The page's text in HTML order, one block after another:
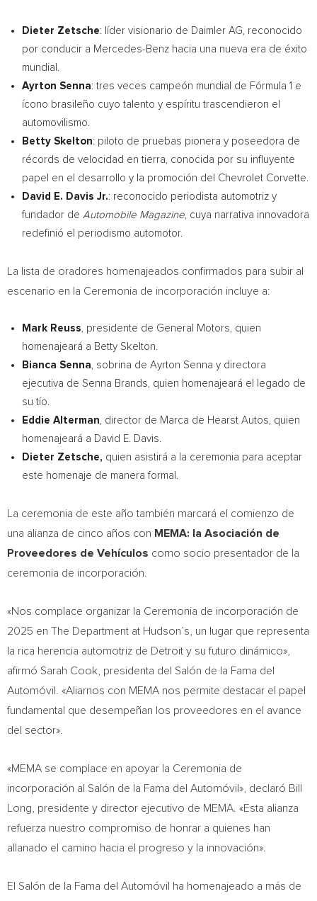
Dieter Zetsche: líder visionario de Daimler AG, reconocido
por conducir a Mercedes-Benz hacia una nueva era de éxito
mundial.
Ayrton Senna: tres veces campeón mundial de Fórmula 1 e
ícono brasileño cuyo talento y espíritu trascendieron el
automovilismo.
Betty Skelton: piloto de pruebas pionera y poseedora de
récords de velocidad en tierra, conocida por su influyente
papel en el desarrollo y la promoción del Chevrolet Corvette.
David E. Davis Jr.: reconocido periodista automotriz y
fundador de Automobile Magazine, cuya narrativa innovadora
redefinió el periodismo automotor.
La lista de oradores homenajeados confirmados para subir al
escenario en la Ceremonia de incorporación incluye a:
Mark Reuss, presidente de General Motors, quien
homenajeará a Betty Skelton.
Bianca Senna, sobrina de Ayrton Senna y directora
ejecutiva de Senna Brands, quien homenajeará el legado de
su tío.
Eddie Alterman, director de Marca de Hearst Autos, quien
homenajeará a David E. Davis.
Dieter Zetsche, quien asistirá a la ceremonia para aceptar
este homenaje de manera formal.
La ceremonia de este año también marcará el comienzo de
una alianza de cinco años con MEMA: la Asociación de
Proveedores de Vehículos como socio presentador de la
ceremonia de incorporación.
«Nos complace organizar la Ceremonia de incorporación de
2025 en The Department at Hudson’s, un lugar que representa
la rica herencia automotriz de Detroit y su futuro dinámico»,
afirmó Sarah Cook , presidenta del Salón de la Fama del
Automóvil. «Aliarnos con MEMA nos permite destacar el papel
fundamental que desempeñan los proveedores en el avance
del sector».
«MEMA se complace en apoyar la Ceremonia de
incorporación al Salón de la Fama del Automóvil», declaró Bill
Long , presidente y director ejecutivo de MEMA. «Esta alianza
refuerza nuestro compromiso de honrar a quienes han
allanado el camino hacia el progreso y la innovación».
El Salón de la Fama del Automóvil ha homenajeado a más de